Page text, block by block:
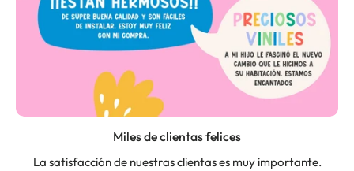
Miles de clientas felices
La satisfacción de nuestras clientas es muy importante.